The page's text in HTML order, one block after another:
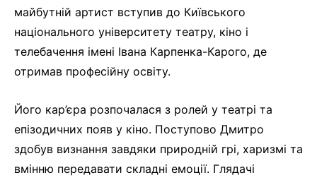
майбутній артист вступив до Київського
національного університету театру, кіно і
телебачення імені Івана Карпенка-Карого, де
отримав професійну освіту.
Його кар’єра розпочалася з ролей у театрі та
епізодичних появ у кіно. Поступово Дмитро
здобув визнання завдяки природній грі, харизмі та
вмінню передавати складні емоції. Глядачі